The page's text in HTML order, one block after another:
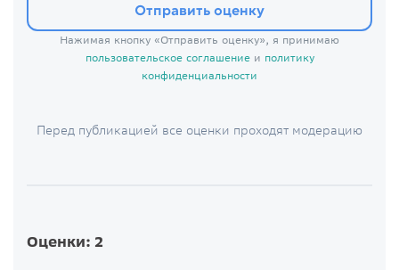
Отправить оценку
Нажимая кнопку «Отправить оценку», я принимаю
пользовательское соглашениеи политику
конфиденциальности
Перед публикацией все оценки проходят модерацию
Оценки: 2